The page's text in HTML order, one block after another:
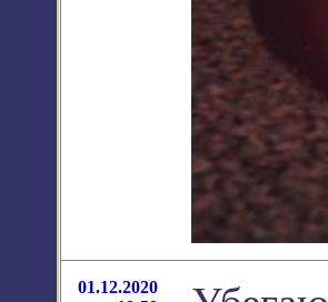
01.12.2020